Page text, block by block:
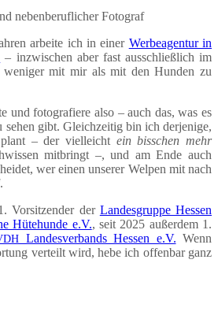
neben­be­ruf­li­cher Fotograf
arbei­te ich in einer Wer­be­agen­tur in
– inzwi­schen aber fast aus­schließ­lich im
mit mir als mit den Hun­den zu
und foto­gra­fie­re also – auch das, was es
sehen gibt. Gleich­zei­tig bin ich der­je­ni­ge,
– der viel­leicht ein biss­chen mehr
mit­bringt –, und am Ende auch
wer einen unse­rer Wel­pen mit nach
Vor­sit­zen­der der Lan­des­grup­pe Hes­sen
Hüte­hun­de e.V., seit 2025 außer­dem 1.
Lan­des­ver­bands Hes­sen e.V. Wenn
ver­teilt wird, hebe ich offen­bar ganz